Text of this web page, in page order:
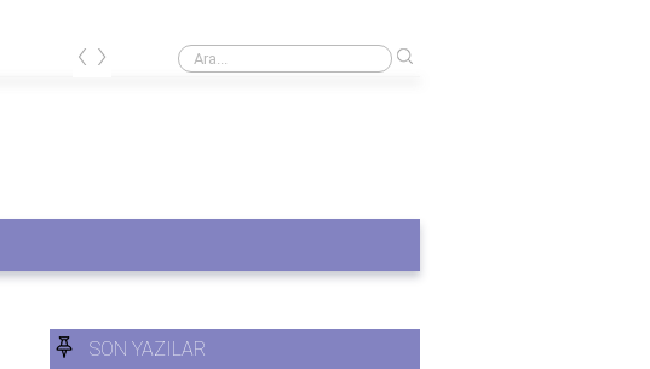
Sağlık sektöründe chatbotlar nasıl çalışır?
‹ ›
SON YAZILAR